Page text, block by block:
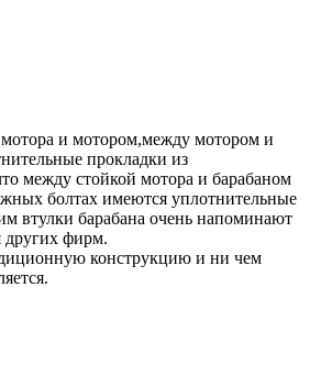
и мотором,между мотором и
прокладки из
между стойкой мотора и барабаном
болтах имеются уплотнительные
втулки барабана очень напоминают
других фирм.
конструкцию и ни чем